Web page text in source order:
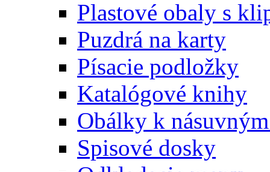
Plastové obaly s
Puzdrá na karty
Písacie podložky
Katalógové knihy
Obálky k
Spisové dosky